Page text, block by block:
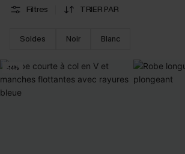
-15% -25%
Promo sur tous les articles - réservée aux nouveaux abonnés
Filtres TRIER PAR
Soldes Noir Blanc
-14%